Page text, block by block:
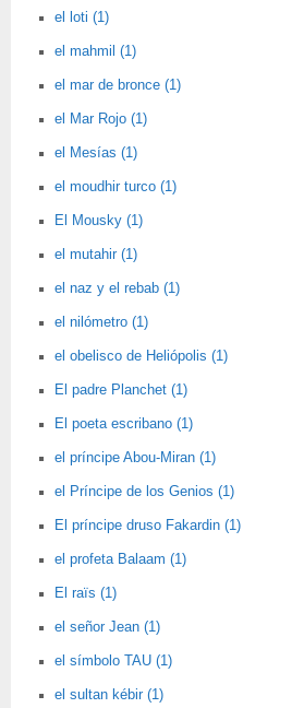
el loti (1)
el mahmil (1)
el mar de bronce (1)
el Mar Rojo (1)
el Mesías (1)
el moudhir turco (1)
El Mousky (1)
el mutahir (1)
el naz y el rebab (1)
el nilómetro (1)
el obelisco de Heliópolis (1)
El padre Planchet (1)
El poeta escribano (1)
el príncipe Abou-Miran (1)
el Príncipe de los Genios (1)
El príncipe druso Fakardin (1)
el profeta Balaam (1)
El raïs (1)
el señor Jean (1)
el símbolo TAU (1)
el sultan kébir (1)